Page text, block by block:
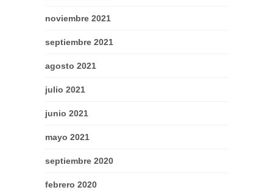
noviembre 2021
septiembre 2021
agosto 2021
julio 2021
junio 2021
mayo 2021
septiembre 2020
febrero 2020